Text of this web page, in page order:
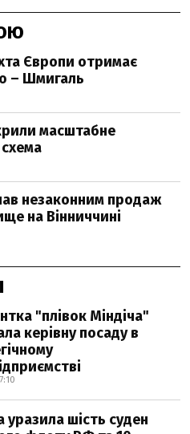
Європи отримає
– Шмигаль
масштабне
незаконним продаж
на Вінниччині
"плівок Міндіча"
керівну посаду в
уразила шість суден